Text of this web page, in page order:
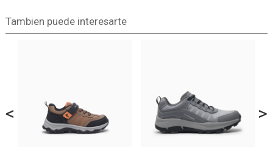
Tambien puede interesarte
< >